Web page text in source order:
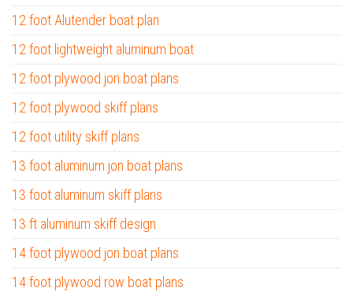
12 foot Alutender boat plan
12 foot lightweight aluminum boat
12 foot plywood jon boat plans
12 foot plywood skiff plans
12 foot utility skiff plans
13 foot aluminum jon boat plans
13 foot aluminum skiff plans
13 ft aluminum skiff design
14 foot plywood jon boat plans
14 foot plywood row boat plans